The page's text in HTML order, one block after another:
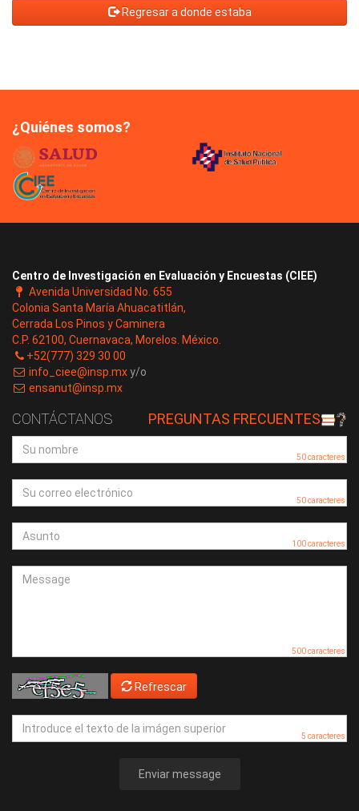
Regresar a donde estaba
¿Quiénes somos?
Centro de Investigación en Evaluación y Encuestas (CIEE)
Avenida Universidad No. 655
Colonia Santa María Ahuacatitlán,
Cerrada Los Pinos y Caminera
C.P. 62100, Cuernavaca, Morelos. México.
+52(777) 329 30 00
info_ciee@insp.mxy/o
ensanut@insp.mx
CONTÁCTANOS PREGUNTAS FRECUENTES
50 caracteres
50 caracteres
100 caracteres
500 caracteres
Refrescar
5 caracteres
Enviar message